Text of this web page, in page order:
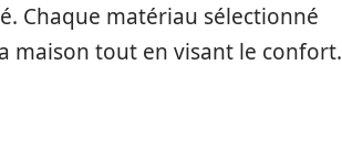
Chaque matériau sélectionné
maison tout en visant le confort.